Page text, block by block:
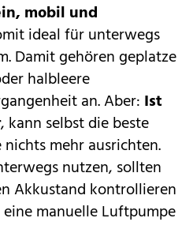
mobil und
ideal für unterwegs
Damit gehören geplatze
halbleere
an. Aber: Ist
, kann selbst die beste
mehr ausrichten.
nutzen, sollten
Akkustand kontrollieren
manuelle Luftpumpe